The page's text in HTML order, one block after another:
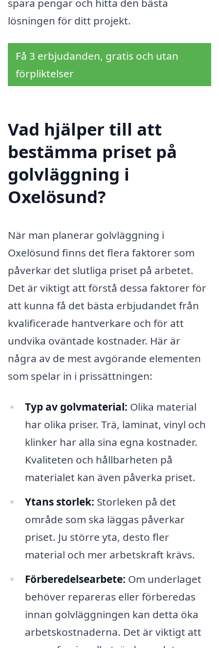
spara pengar och hitta den bästa
lösningen för ditt projekt.
Få 3 erbjudanden, gratis och utan
förpliktelser
Vad hjälper till att
bestämma priset på
golvläggning i
Oxelösund?
När man planerar golvläggning i
Oxelösund finns det flera faktorer som
påverkar det slutliga priset på arbetet.
Det är viktigt att förstå dessa faktorer för
att kunna få det bästa erbjudandet från
kvalificerade hantverkare och för att
undvika oväntade kostnader. Här är
några av de mest avgörande elementen
som spelar in i prissättningen:
Typ av golvmaterial: Olika material
har olika priser. Trä, laminat, vinyl och
klinker har alla sina egna kostnader.
Kvaliteten och hållbarheten på
materialet kan även påverka priset.
Ytans storlek: Storleken på det
område som ska läggas påverkar
priset. Ju större yta, desto fler
material och mer arbetskraft krävs.
Förberedelsearbete: Om underlaget
behöver repareras eller förberedas
innan golvläggningen kan detta öka
arbetskostnaderna. Det är viktigt att